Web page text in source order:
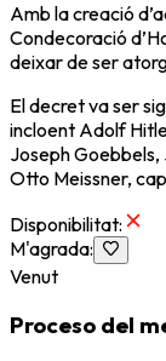
Amb la creació
Condecoració
deixar de ser
El decret va ser
incloent Adolf
Joseph
Otto Meissner,
Disponibilitat:
M'agrada:
Venut
Proceso del